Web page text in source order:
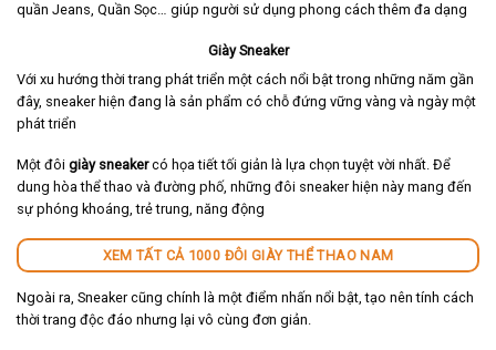
quần Jeans, Quần Sọc… giúp người sử dụng phong cách thêm đa dạng
Giày Sneaker
Với xu hướng thời trang phát triển một cách nổi bật trong những năm gần
đây, sneaker hiện đang là sản phẩm có chỗ đứng vững vàng và ngày một
phát triển
Một đôi giày sneakercó họa tiết tối giản là lựa chọn tuyệt vời nhất. Để
dung hòa thể thao và đường phố, những đôi sneaker hiện này mang đến
sự phóng khoáng, trẻ trung, năng động
XEM TẤT CẢ 1000 ĐÔI GIÀY THỂ THAO NAM
Ngoài ra, Sneaker cũng chính là một điểm nhấn nổi bật, tạo nên tính cách
thời trang độc đáo nhưng lại vô cùng đơn giản.